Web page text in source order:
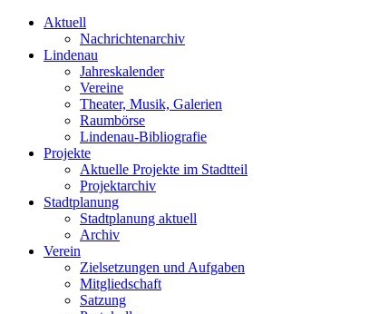
Aktuell
Nachrichtenarchiv
Lindenau
Jahreskalender
Vereine
Theater, Musik, Galerien
Raumbörse
Lindenau-Bibliografie
Projekte
Aktuelle Projekte im Stadtteil
Projektarchiv
Stadtplanung
Stadtplanung aktuell
Archiv
Verein
Zielsetzungen und Aufgaben
Mitgliedschaft
Satzung